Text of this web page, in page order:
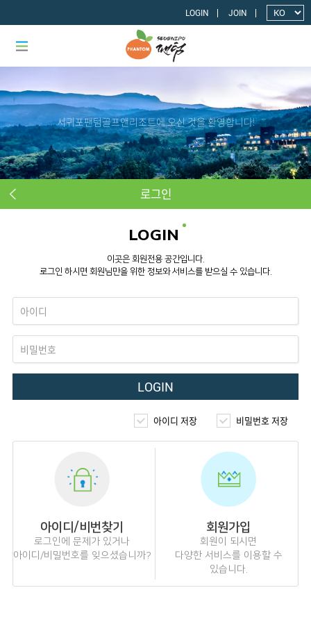
LOGIN JOIN
로그인
서귀포팬텀골프앤리조트에 오신 것을 환영합니다!
LOGIN
이곳은 회원전용 공간입니다.
로그인 하시면 회원님만을 위한 정보와 서비스를 받으실 수 있습니다.
LOGIN
아이디 저장 비밀번호 저장
아이디/비번찾기
로그인에 문제가 있거나
아이디/비밀번호를 잊으셨습니까?
회원가입
회원이 되시면
다양한 서비스를 이용할 수
있습니다.